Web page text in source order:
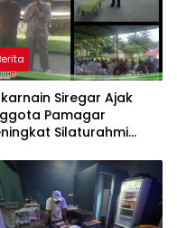
Siregar Ajak
Pamagar
Silaturahmi
Agar Terjalin
Islami